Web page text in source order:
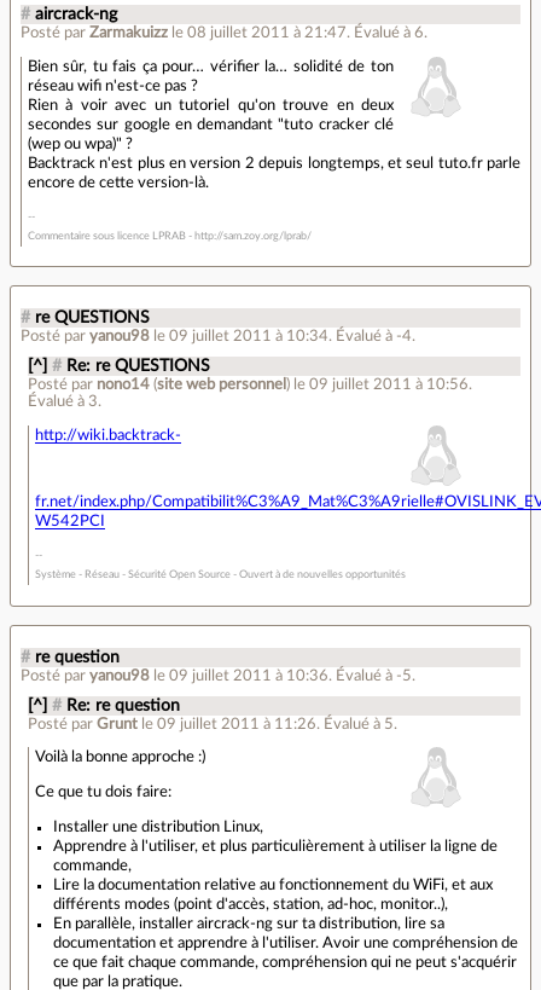
# aircrack-ng
Posté par Zarmakuizz le 08 juillet 2011 à 21:47. Évalué à 6.
Bien sûr, tu fais ça pour… vérifier la… solidité de ton
réseau wifi n'est-ce pas ?
Rien à voir avec un tutoriel qu'on trouve en deux
secondes sur google en demandant "tuto cracker clé
(wep ou wpa)" ?
Backtrack n'est plus en version 2 depuis longtemps, et seul tuto.fr parle
encore de cette version-là.
Commentaire sous licence LPRAB - http://sam.zoy.org/lprab/
# re QUESTIONS
Posté par yanou98 le 09 juillet 2011 à 10:34. Évalué à -4.
[^] # Re: re QUESTIONS
Posté par nono14 (site web personnel ) le 09 juillet 2011 à 10:56.
Évalué à 3.
http://wiki.backtrack-
fr.net/index.php/
W542PCI
Système - Réseau - Sécurité Open Source - Ouvert à de nouvelles opportunités
# re question
Posté par yanou98 le 09 juillet 2011 à 10:36. Évalué à -5.
[^] # Re: re question
Posté parGrunt le 09 juillet 2011 à 11:26. Évalué à 5.
Voilà la bonne approche :)
Ce que tu dois faire:
Installer une distribution Linux,
Apprendre à l'utiliser, et plus particulièrement à utiliser la ligne de
commande,
Lire la documentation relative au fonctionnement du WiFi, et aux
différents modes (point d'accès, station, ad-hoc, monitor..),
En parallèle, installer aircrack-ng sur ta distribution, lire sa
documentation et apprendre à l'utiliser. Avoir une compréhension de
ce que fait chaque commande, compréhension qui ne peut s'acquérir
que par la pratique.